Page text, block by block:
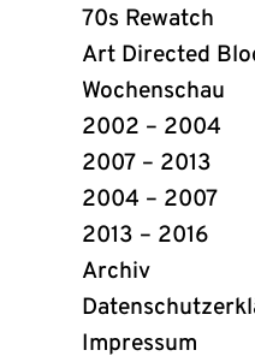
Links
70s Rewatch
Art Directed
Wochenschau
2002 – 2004
2007 – 2013
2004 – 2007
2013 – 2016
Archiv
Impressum